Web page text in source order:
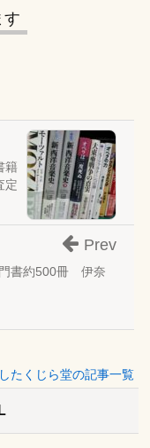
す
籍
定
書約500冊 伊奈
Prev
たくじら堂の記事一覧